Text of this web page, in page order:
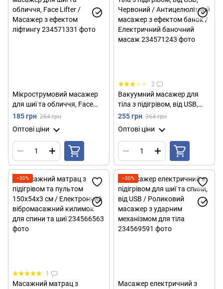
Мікрострумовий масажер
для шиї та обличчя, Face
Lifter / Масажер з ефектом
185 грн 264 грн
Оптові ціни
2
Вакуумний масажер для
тіла з підігрівом, від USB,
Червоний / Антицелюлітний
Електричний баночний
масаж
255 грн 364 грн
Оптові ціни
−30%
1
Масажний матрац з
−30%
Масажер електричний з